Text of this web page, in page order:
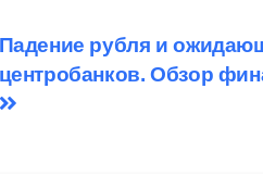
Падение рубля и
центробанков. Обзор